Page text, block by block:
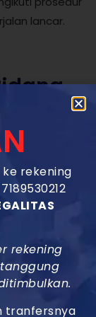
lancar.
jasa
dapat
layanan
Service ke
websitenya.
rekening
7189530212
rekening
tranfersnya